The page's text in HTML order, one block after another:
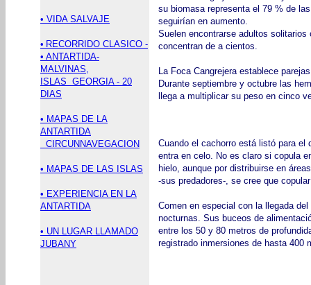
• VIDA SALVAJE
• RECORRIDO CLASICO -
• ANTARTIDA-
MALVINAS,
ISLAS GEORGIA - 20
DIAS
• MAPAS DE LA
ANTARTIDA
CIRCUNNAVEGACION
• MAPAS DE LAS ISLAS
• EXPERIENCIA EN LA
ANTARTIDA
• UN LUGAR LLAMADO
JUBANY
su biomasa representa el 79 % de
seguirían en aumento.
Suelen encontrarse adultos
concentran de a cientos.
La Foca Cangrejera establece
Durante septiembre y octubre las
llega a multiplicar su peso en cinco
Cuando el cachorro está listó para el
entra en celo. No es claro si copula
hielo, aunque por distribuirse en
-sus predadores-, se cree que
Comen en especial con la llegada
nocturnas. Sus buceos de
entre los 50 y 80 metros de
registrado inmersiones de hasta 400